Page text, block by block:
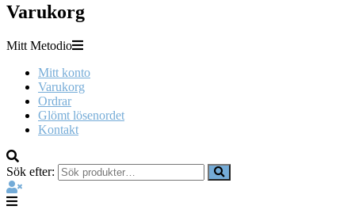
Varukorg
Mitt Metodio
Mitt konto
Varukorg
Ordrar
Glömt lösenordet
Kontakt
Sök efter: